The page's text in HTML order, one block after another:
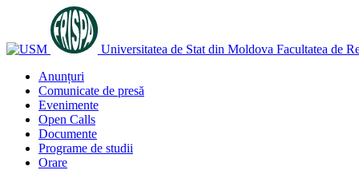
Universitatea de Stat din Moldova Facultatea de
Anunțuri
Comunicate de presă
Evenimente
Open Calls
Documente
Programe de studii
Orare